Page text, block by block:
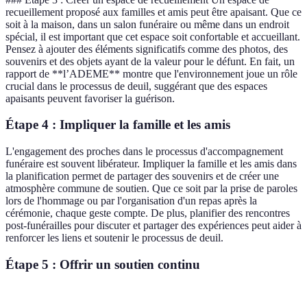
recueillement proposé aux familles et amis peut être apaisant. Que ce
soit à la maison, dans un salon funéraire ou même dans un endroit
spécial, il est important que cet espace soit confortable et accueillant.
Pensez à ajouter des éléments significatifs comme des photos, des
souvenirs et des objets ayant de la valeur pour le défunt. En fait, un
rapport de **l’ADEME** montre que l'environnement joue un rôle
crucial dans le processus de deuil, suggérant que des espaces
apaisants peuvent favoriser la guérison.
Étape 4 : Impliquer la famille et les amis
L'engagement des proches dans le processus d'accompagnement
funéraire est souvent libérateur. Impliquer la famille et les amis dans
la planification permet de partager des souvenirs et de créer une
atmosphère commune de soutien. Que ce soit par la prise de paroles
lors de l'hommage ou par l'organisation d'un repas après la
cérémonie, chaque geste compte. De plus, planifier des rencontres
post-funérailles pour discuter et partager des expériences peut aider à
renforcer les liens et soutenir le processus de deuil.
Étape 5 : Offrir un soutien continu